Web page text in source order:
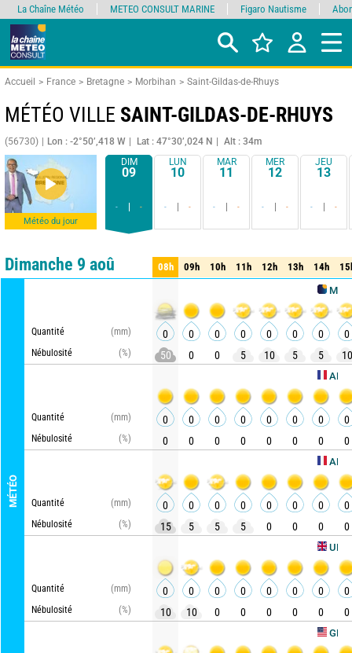
Accueil France Bretagne Morbihan Saint-Gildas-de-Rhuys
MÉTÉO VILLE SAINT-GILDAS-DE-RHUYS
(56730) Lon : -2°50’,418 W Lat : 47°30’,024 N Alt : 34m
Météo du jour
DIM
09
- -
LUN
10
- -
MAR
11
- -
MER
12
- -
JEU
13
- -
Comparateur détaillé synthétique
Dimanche 9 aoû
MÉTÉO
METEO
Quantité
(mm)
Nébulosité
(%)
AROME HD
Quantité
(mm)
Nébulosité
(%)
ARPEGE
Quantité
(mm)
Nébulosité
(%)
UKMO
Quantité
(mm)
Nébulosité
(%)
08h 09h 10h 11h 12h 13h 14h
08h 09h 10h 11h 12h 13h 14h
0 0 0 0 0 0 0
0
50
0 0 5 10 5 5 10
0 0 0 0 0 0 0
0
0
0 0 0 0 0 0 0
0 0 0 0 0 0 0
0
15
5 5 5 0 0 0 0
0 0 0 0 0 0 0
0
10
10 0 0 0 0 0 0
La Chaîne Météo METEO CONSULT MARINE Figaro Nautisme